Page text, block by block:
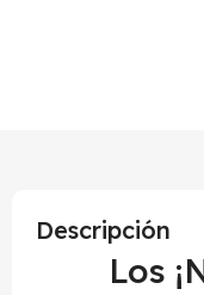
Descripción
Los